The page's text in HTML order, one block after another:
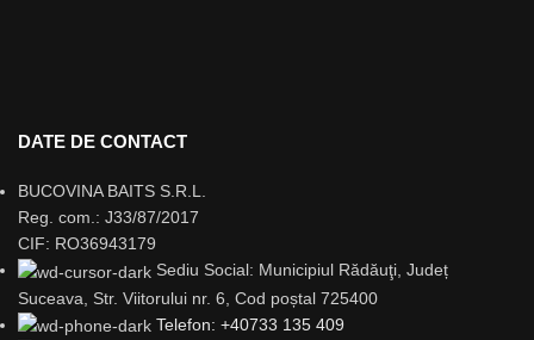
DATE DE CONTACT
BUCOVINA BAITS S.R.L.
Reg. com.: J33/87/2017
CIF: RO36943179
Sediu Social: Municipiul Rădăuţi, Județ
Suceava, Str. Viitorului nr. 6, Cod poștal 725400
Telefon: +40733 135 409